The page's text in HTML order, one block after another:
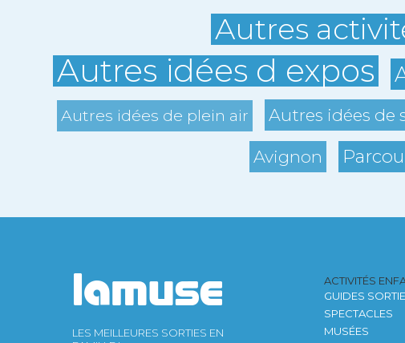
Autres
Autres idées d expos
Autres idées de plein air Autres idées de
Avignon
LES MEILLEURES SORTIES EN
ACTIVITÉS
GUIDES
SPECTACLES
MUSÉES